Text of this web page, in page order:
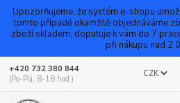
Upozorňujeme, že systém e-shopu
tomto případě okamžitě objednáváme
zboží skladem, doputuje k vám do 7
při nákupu nad 2
CZK
+420 732 380 844
(Po-Pá, 8-18 hod.)